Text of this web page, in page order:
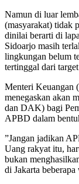
‎Namun di luar
(masyarakat) tidak
dinilai berarti di
Sidoarjo masih
lingkungan belum
tertinggal dari
Menteri Keuangan
menegaskan akan
dan DAK) bagi
APBD dalam
‎”Jangan jadikan
Uang rakyat itu,
bukan
di Jakarta